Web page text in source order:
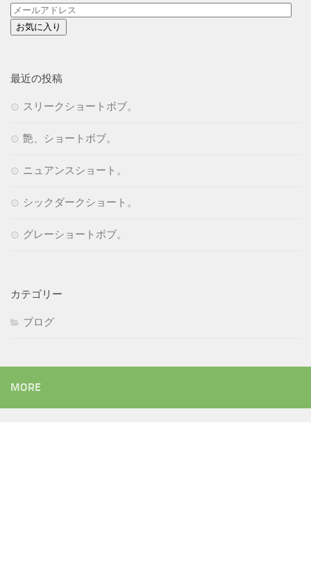
メ
ー
ド
ス
最近の投稿
スリークショートボブ。
艶、ショートボブ。
ニュアンスショート。
シックダークショート。
グレーショートボブ。
カテゴリー
ブログ
MORE